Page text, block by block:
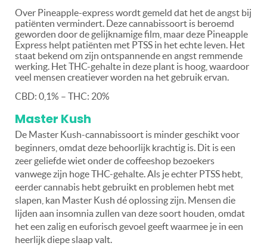
Over Pineapple-express wordt gemeld dat het de angst bij
patiënten vermindert. Deze cannabissoort is beroemd
geworden door de gelijknamige film, maar deze Pineapple
Express helpt patiënten met PTSS in het echte leven. Het
staat bekend om zijn ontspannende en angst remmende
werking. Het THC-gehalte in deze plant is hoog, waardoor
veel mensen creatiever worden na het gebruik ervan.
CBD: 0,1% – THC: 20%
Master Kush
De Master Kush-cannabissoort is minder geschikt voor
beginners, omdat deze behoorlijk krachtig is. Dit is een
zeer geliefde wiet onder de coffeeshop bezoekers
vanwege zijn hoge THC-gehalte. Als je echter PTSS hebt,
eerder cannabis hebt gebruikt en problemen hebt met
slapen, kan Master Kush dé oplossing zijn. Mensen die
lijden aan insomnia zullen van deze soort houden, omdat
het een zalig en euforisch gevoel geeft waarmee je in een
heerlijk diepe slaap valt.